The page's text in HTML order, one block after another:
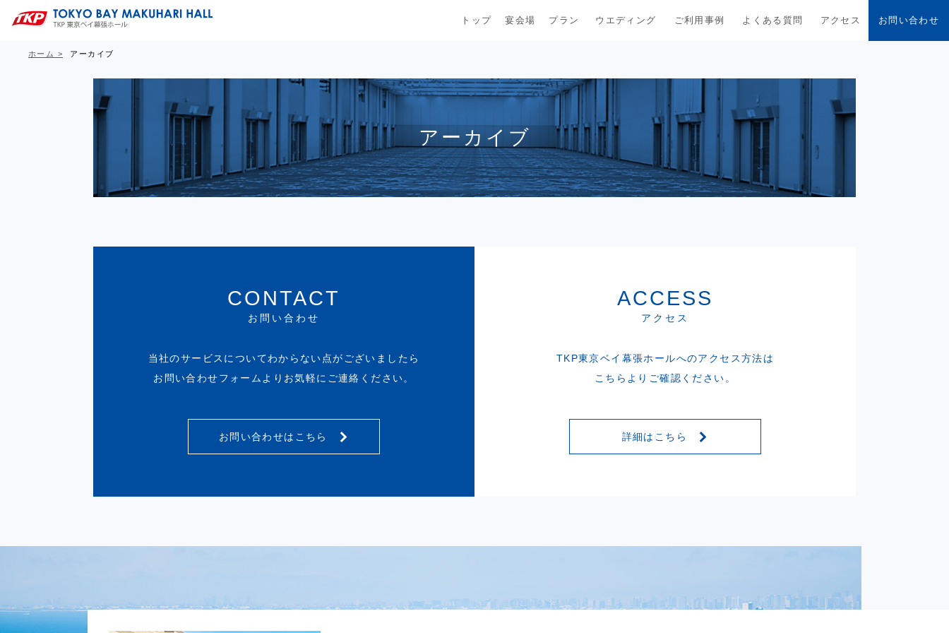
トップ 宴会場 プラン ウエディング ご利用事例 よくある質問 アクセス お問い合わせ
ホーム アーカイブ
アーカイブ
CONTACT
お問い合わせ
当社のサービスについてわからない点がございましたら
お問い合わせフォームよりお気軽にご連絡ください。
お問い合わせはこちら
ACCESS
アクセス
TKP東京ベイ幕張ホールへのアクセス方法は
こちらよりご確認ください。
詳細はこちら